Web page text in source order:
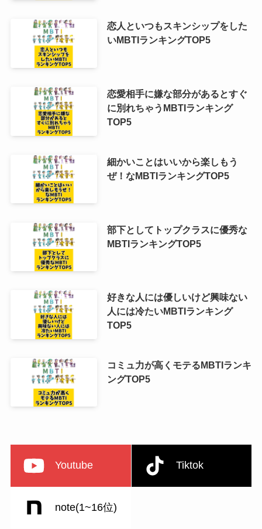
恋人といつもスキンシップをした
いMBTIランキングTOP5
恋愛相手に嫌な部分があるとすぐ
に別れちゃうMBTIランキング
TOP5
細かいことはいいから楽しもう
ぜ！なMBTIランキングTOP5
部下としてトップクラスに優秀な
MBTIランキングTOP5
好きな人には優しいけど興味ない
人には冷たいMBTIランキング
TOP5
コミュ力が高くモテるMBTIランキ
ングTOP5
Youtube Tiktok
note(1~16位)